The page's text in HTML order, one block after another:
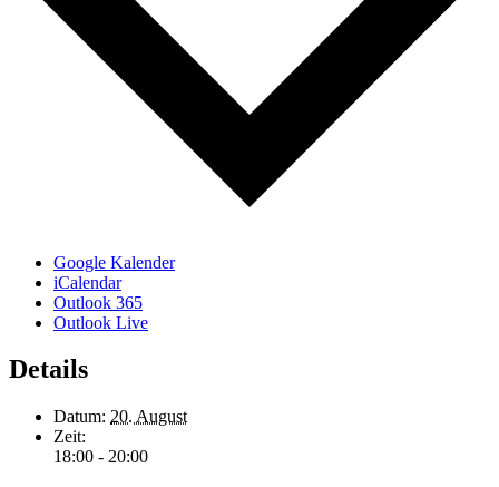
Google Kalender
iCalendar
Outlook 365
Outlook Live
Details
Datum: 20. August
Zeit:
18:00 - 20:00